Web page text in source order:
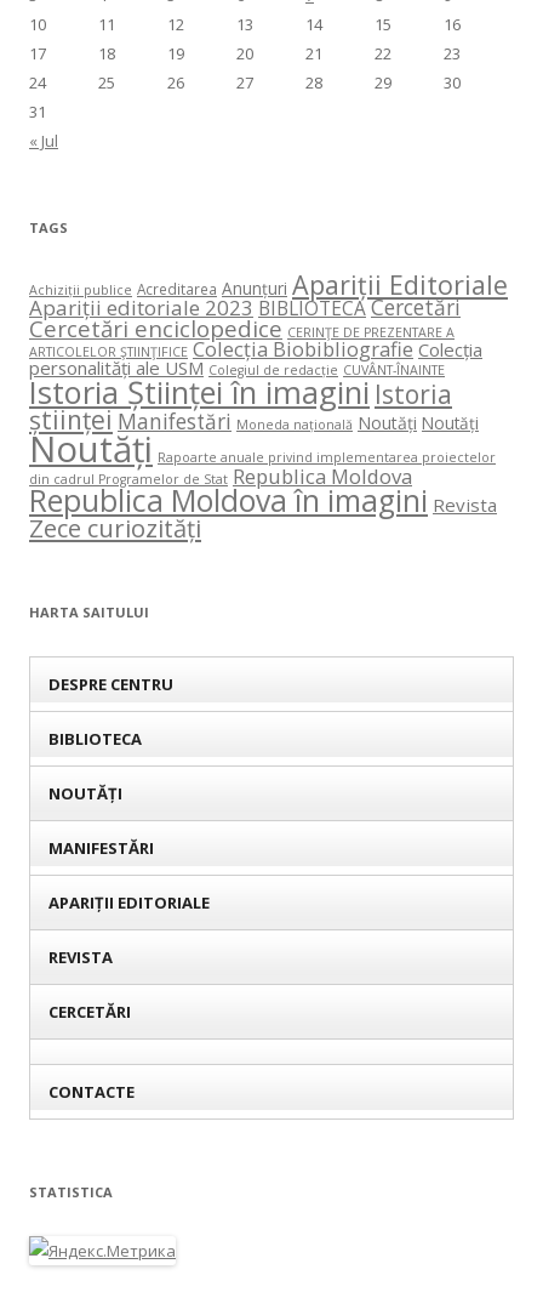
« Jul
10
11 12 13 14 15
16
17
18 19 20 21 22
23
24
25 26 27 28 29
30
31
TAGS
Achiziții publice Acreditarea Anunțuri Apariții Editoriale
Apariții editoriale 2023 BIBLIOTECACercetări
Cercetări enciclopedice CERINŢE DE PREZENTARE A
ARTICOLELOR ŞTIINŢIFICE Colecția Biobibliografie Colecția
personalități ale USM Colegiul de redacție CUVÂNT-ÎNAINTE
Istoria Științei în imagini Istoria
științei Manifestări Moneda națională Noutăți Noutăți
Noutăți Rapoarte anuale privind implementarea proiectelor
din cadrul Programelor de Stat Republica Moldova
Republica Moldova în imagini Revista
Zece curiozități
HARTA SAITULUI
DESPRE CENTRU
BIBLIOTECA
NOUTĂȚI
MANIFESTĂRI
APARIȚII EDITORIALE
REVISTA
CERCETĂRI
CONTACTE
STATISTICA